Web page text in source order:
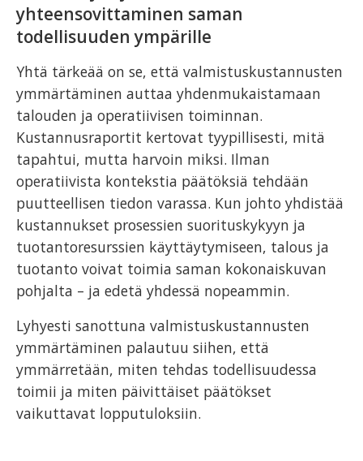
yhteensovittaminen saman
todellisuuden ympärille
Yhtä tärkeää on se, että valmistuskustannusten
ymmärtäminen auttaa yhdenmukaistamaan
talouden ja operatiivisen toiminnan.
Kustannusraportit kertovat tyypillisesti, mitä
tapahtui, mutta harvoin miksi. Ilman
operatiivista kontekstia päätöksiä tehdään
puutteellisen tiedon varassa. Kun johto yhdistää
kustannukset prosessien suorituskykyyn ja
tuotantoresurssien käyttäytymiseen, talous ja
tuotanto voivat toimia saman kokonaiskuvan
pohjalta – ja edetä yhdessä nopeammin.
Lyhyesti sanottuna valmistuskustannusten
ymmärtäminen palautuu siihen, että
ymmärretään, miten tehdas todellisuudessa
toimii ja miten päivittäiset päätökset
vaikuttavat lopputuloksiin.